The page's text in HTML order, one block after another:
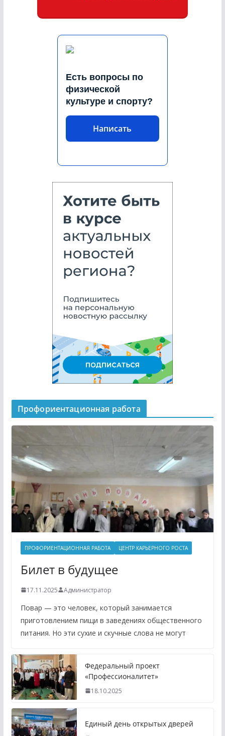
Есть вопросы по
физической
культуре и спорту?
Написать
Профориентационная работа
ПРОФОРИЕНТАЦИОННАЯ РАБОТА ЦЕНТР КАРЬЕРНОГО РОСТА
Билет в будущее
17.11.2025 Администратор
Повар — это человек, который занимается
приготовлением пищи в заведениях общественного
питания. Но эти сухие и скучные слова не могут
Федеральный проект
«Профессионалитет»
18.10.2025
Единый день открытых дверей